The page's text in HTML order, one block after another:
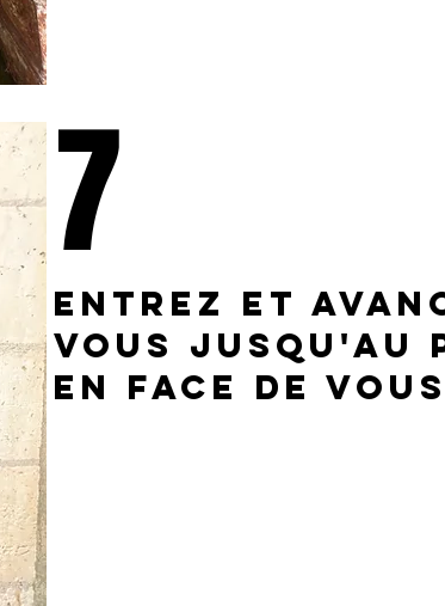
Entrez et
vous jusqu'au
en face de vous
7